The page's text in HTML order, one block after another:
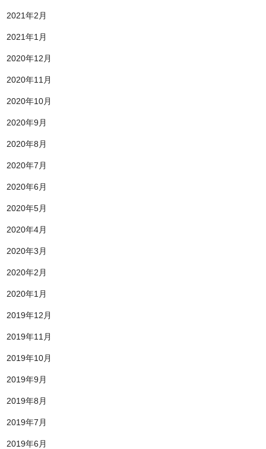
2021年2月
2021年1月
2020年12月
2020年11月
2020年10月
2020年9月
2020年8月
2020年7月
2020年6月
2020年5月
2020年4月
2020年3月
2020年2月
2020年1月
2019年12月
2019年11月
2019年10月
2019年9月
2019年8月
2019年7月
2019年6月